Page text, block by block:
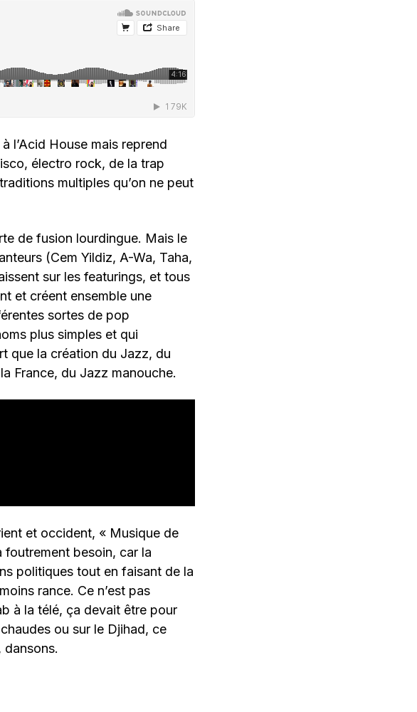
l’Acid House mais reprend
électro rock, de la trap
multiples qu’on ne peut
de fusion lourdingue. Mais le
(Cem Yildiz, A-Wa, Taha,
sur les featurings, et tous
et créent ensemble une
sortes de pop
plus simples et qui
que la création du Jazz, du
France, du Jazz manouche.
et occident, « Musique de
foutrement besoin, car la
politiques tout en faisant de la
rance. Ce n’est pas
à la télé, ça devait être pour
ou sur le Djihad, ce
dansons.